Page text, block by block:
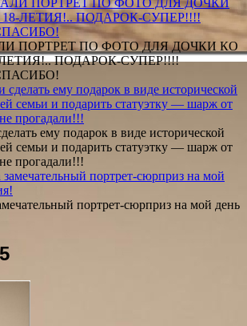
ПОРТРЕТ ПО ФОТО ДЛЯ ДОЧКИ КО
ПОДАРОК-СУПЕР!!!!
ему подарок в виде исторической
семьи и подарить статуэтку — шарж от
прогадали!!!
портрет-сюрприз на мой день